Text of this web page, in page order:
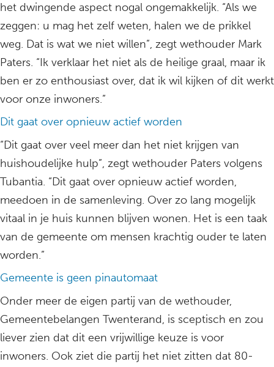
het dwingende aspect nogal ongemakkelijk. “Als we
zeggen: u mag het zelf weten, halen we de prikkel
weg. Dat is wat we niet willen”, zegt wethouder Mark
Paters. “Ik verklaar het niet als de heilige graal, maar ik
ben er zo enthousiast over, dat ik wil kijken of dit werkt
voor onze inwoners.”
Dit gaat over opnieuw actief worden
“Dit gaat over veel meer dan het niet krijgen van
huishoudelijke hulp”, zegt wethouder Paters volgens
Tubantia. “Dit gaat over opnieuw actief worden,
meedoen in de samenleving. Over zo lang mogelijk
vitaal in je huis kunnen blijven wonen. Het is een taak
van de gemeente om mensen krachtig ouder te laten
worden.”
Gemeente is geen pinautomaat
Onder meer de eigen partij van de wethouder,
Gemeentebelangen Twenterand, is sceptisch en zou
liever zien dat dit een vrijwillige keuze is voor
inwoners. Ook ziet die partij het niet zitten dat 80-